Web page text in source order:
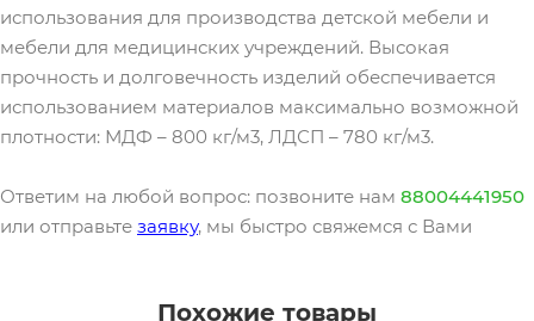
использования для производства детской мебели и
мебели для медицинских учреждений. Высокая
прочность и долговечность изделий обеспечивается
использованием материалов максимально возможной
плотности: МДФ – 800 кг/м3, ЛДСП – 780 кг/м3.
Ответим на любой вопрос: позвоните нам 88004441950
или отправьте заявку, мы быстро свяжемся с Вами
Похожие товары